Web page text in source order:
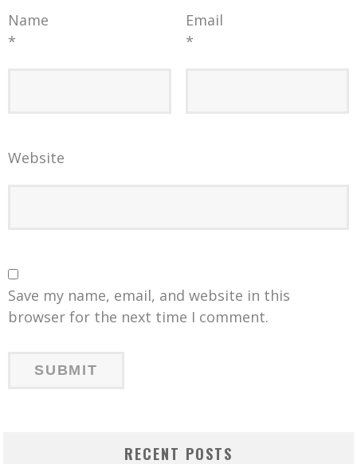
Name
*
Email
*
Website
Save my name, email, and website in this
browser for the next time I comment.
RECENT POSTS